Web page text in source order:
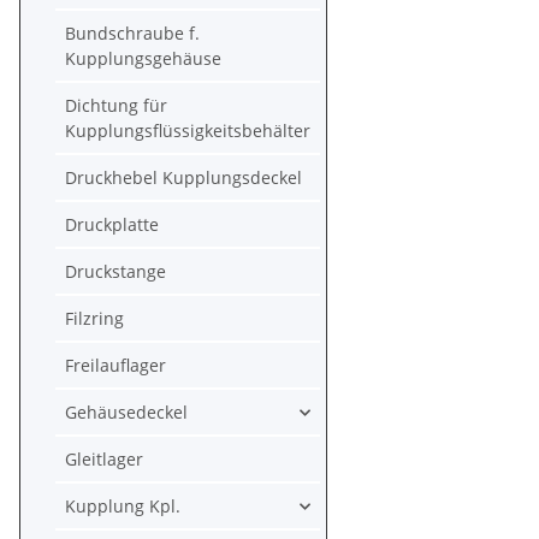
Bundschraube f.
Kupplungsgehäuse
Dichtung für
Kupplungsflüssigkeitsbehälter
Druckhebel Kupplungsdeckel
Druckplatte
Druckstange
Filzring
Freilauflager
Gehäusedeckel
Gleitlager
Kupplung Kpl.